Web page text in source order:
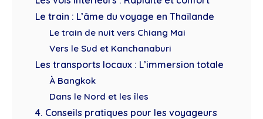
Le train : L’âme du voyage en Thaïlande
Le train de nuit vers Chiang Mai
Vers le Sud et Kanchanaburi
Les transports locaux : L’immersion totale
À Bangkok
Dans le Nord et les îles
4. Conseils pratiques pour les voyageurs